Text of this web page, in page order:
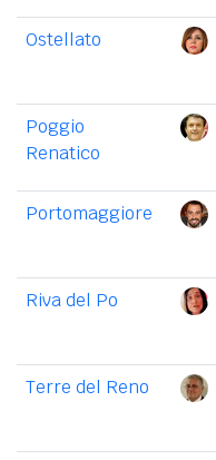
Ostellato
Poggio
Renatico
Portomaggiore
Riva del Po
Terre del Reno